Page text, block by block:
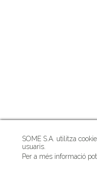
SOME S.A. utilitza
usuaris.
Per a més informació